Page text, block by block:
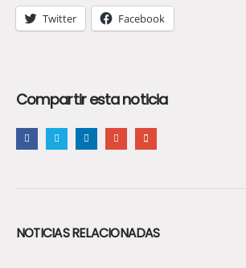
Twitter Facebook
Compartir esta noticia
NOTICIAS RELACIONADAS